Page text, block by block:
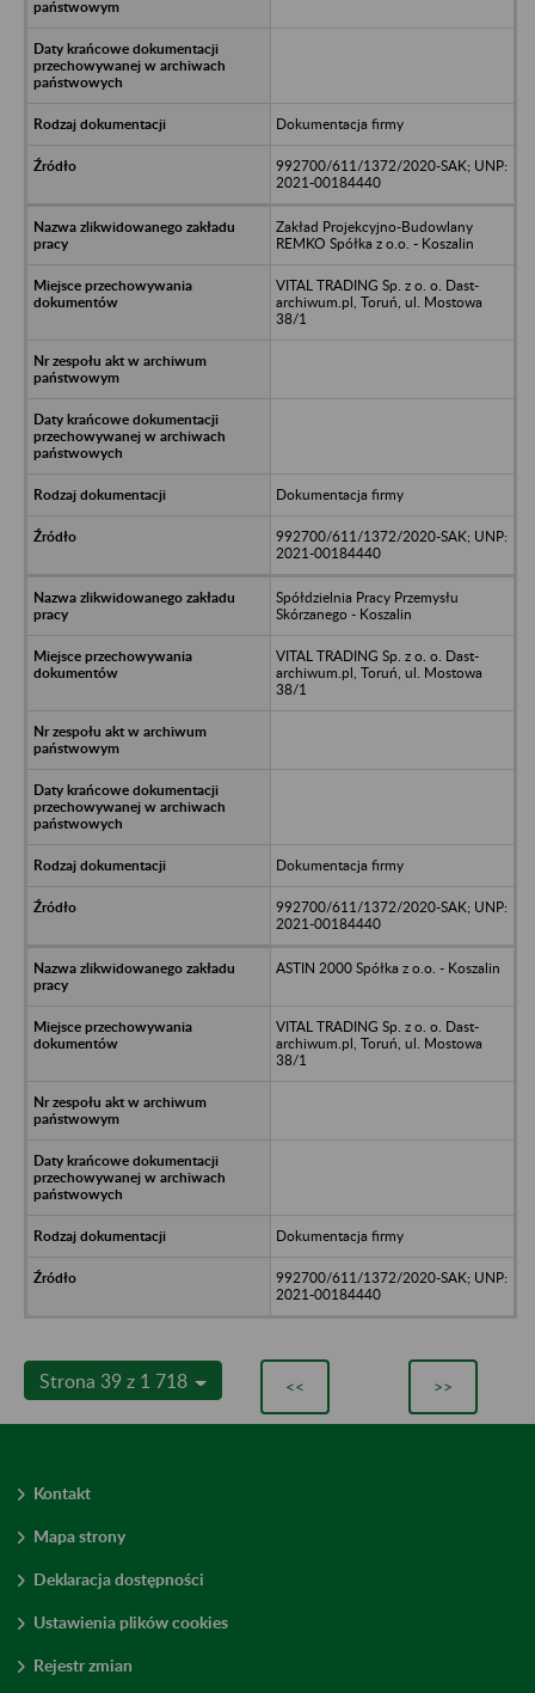
Dokumentacja firmy
992700/611/1372/2020-SAK; UNP:
2021-00184440
Zakład Projekcyjno-Budowlany
REMKO Spółka z o.o. - Koszalin
VITAL TRADING Sp. z o. o. Dast-
archiwum.pl, Toruń, ul. Mostowa
38/1
Dokumentacja firmy
992700/611/1372/2020-SAK; UNP:
2021-00184440
Spółdzielnia Pracy Przemysłu
Skórzanego - Koszalin
VITAL TRADING Sp. z o. o. Dast-
archiwum.pl, Toruń, ul. Mostowa
38/1
Dokumentacja firmy
992700/611/1372/2020-SAK; UNP:
2021-00184440
ASTIN 2000 Spółka z o.o. - Koszalin
VITAL TRADING Sp. z o. o. Dast-
archiwum.pl, Toruń, ul. Mostowa
38/1
Dokumentacja firmy
992700/611/1372/2020-SAK; UNP:
2021-00184440
Strona 39 z 1 718 << >>
Kontakt
Mapa strony
Deklaracja dostępności
Ustawienia plików cookies
Rejestr zmian